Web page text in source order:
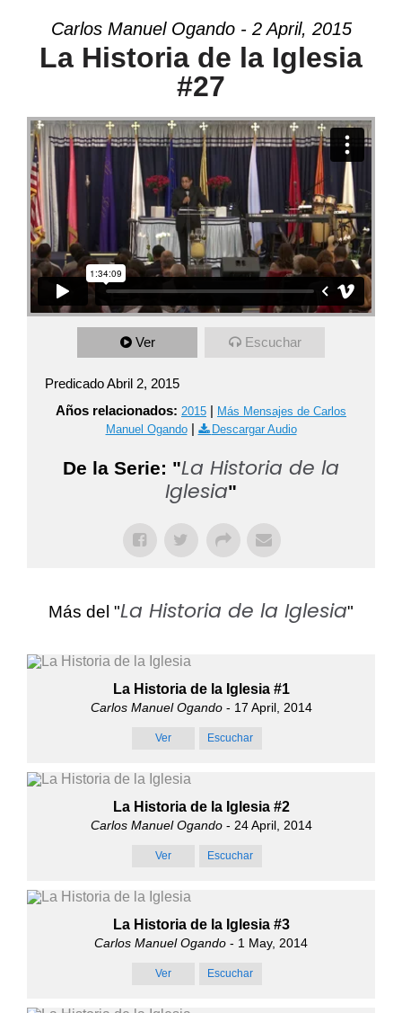
Carlos Manuel Ogando - 2 April, 2015
La Historia de la Iglesia
#27
Ver Escuchar
Predicado Abril 2, 2015
Años relacionados: 2015 | Más Mensajes de Carlos
Manuel Ogando| Descargar Audio
De la Serie: "La Historia de la
Iglesia"
Más del "La Historia de la Iglesia"
La Historia de la Iglesia #1
Carlos Manuel Ogando- 17 April, 2014
Ver Escuchar
La Historia de la Iglesia #2
Carlos Manuel Ogando- 24 April, 2014
Ver Escuchar
La Historia de la Iglesia #3
Carlos Manuel Ogando - 1 May, 2014
Ver Escuchar